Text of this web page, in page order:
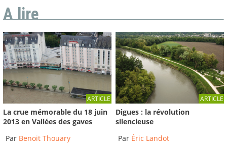
A lire
ARTICLE
La crue mémorable du 18 juin
2013 en Vallées des gaves
Par Benoit Thouary
ARTICLE
Digues : la révolution
silencieuse
Par Éric Landot